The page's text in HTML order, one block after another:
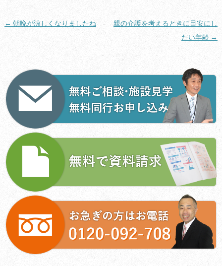
投
ー
シ
← 朝晩が涼しくなりましたね
親の介護を考えるときに目安にし
たい年齢 →